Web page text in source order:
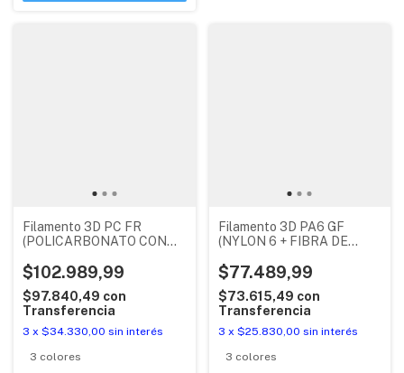
Filamento 3D PC FR
(POLICARBONATO CON
ECOFILA BAMBU LAB CON
RFID
$102.989,99
$97.840,49 con
Transferencia
3 x $34.330,00 sin interés
3 colores
Filamento 3D PA6 GF
(NYLON 6 + FIBRA DE
LAB CON RFID
$77.489,99
$73.615,49 con
Transferencia
3 x $25.830,00 sin interés
3 colores